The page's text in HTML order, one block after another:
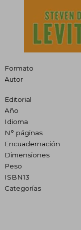
Formato
Autor
Editorial
Año
Idioma
N° páginas
Encuadernación
Dimensiones
Peso
ISBN13
Categorías